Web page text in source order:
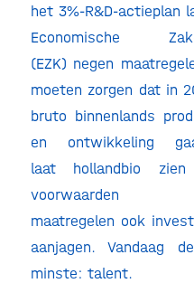
het 3%-R&D-actieplan
Economische
(EZK) negen
moeten zorgen dat in
bruto binnenlands
en ontwikkeling
laat hollandbio
maatregelen ook
aanjagen. Vandaag
minste: talent.